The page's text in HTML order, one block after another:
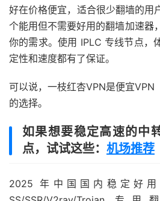
好在价格便宜，适合很少翻墙的用
个能用但不需要好用的翻墙加速器
你的需求。使用 IPLC 专线节点，
定性和速度都有了保证。
可以说，一枝红杏VPN是便宜VPN
的选择。
如果想要稳定高速的中
点，试试这些： 机场推荐
2025 年中国国内稳定好